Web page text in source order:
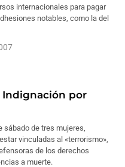
internacionales para pagar
notables, como la del
Indignación por
sábado de tres mujeres,
vinculadas al «terrorismo»,
de los derechos
a muerte.